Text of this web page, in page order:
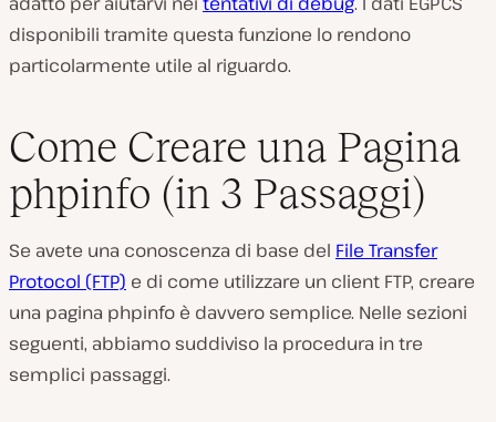
disponibili tramite questa funzione lo rendono
particolarmente utile al riguardo.
Come Creare una Pagina
phpinfo (in 3 Passaggi)
Se avete una conoscenza di base del File Transfer
Protocol (FTP) e di come utilizzare un client FTP, creare
una pagina phpinfo è davvero semplice. Nelle sezioni
seguenti, abbiamo suddiviso la procedura in tre
semplici passaggi.